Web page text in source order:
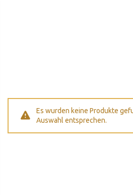
Es wurden keine Produkte
Auswahl entsprechen.